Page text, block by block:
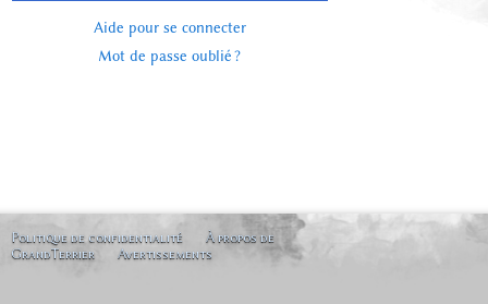
Aide pour se connecter
Mot de passe oublié ?
Politique de confidentialité
À propos de
GrandTerrier
Avertissements